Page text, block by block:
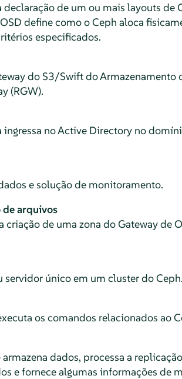
declaração de um ou mais layouts
define como o Ceph aloca
especificados.
do S3/Swift do Armazenamento
(RGW).
ingressa no Active Directory no
e solução de monitoramento.
arquivos
de uma zona do Gateway de
servidor único em um cluster do Ceph.
os comandos relacionados ao
dados, processa a
e fornece algumas informações de